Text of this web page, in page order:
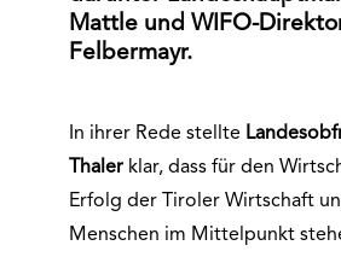
Mattle und WIFO-
Felbermayr.
In ihrer Rede stellte
Thalerklar, dass für den
Erfolg der Tiroler Wirtschaft
Menschen im Mittelpunkt